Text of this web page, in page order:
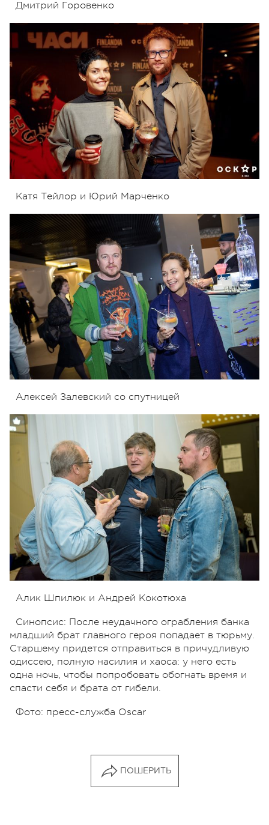
Дмитрий Горовенко
Катя Тейлор и Юрий Марченко
Алексей Залевский со спутницей
Алик Шпилюк и Андрей Кокотюха
Синопсис: После неудачного ограбления банка
младший брат главного героя попадает в тюрьму.
Старшему придется отправиться в причудливую
одиссею, полную насилия и хаоса: у него есть
одна ночь, чтобы попробовать обогнать время и
спасти себя и брата от гибели.
Фото: пресс-служба Oscar
ПОШЕРИТЬ